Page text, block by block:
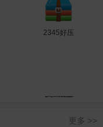
2345好压
阿里云盘
百度网盘
有道云笔记
WPSOffice
迅雷X
Office2016
搜狗五笔输入法
360安全卫士
微信
更多 >>